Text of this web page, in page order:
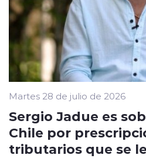
Martes 28 de julio de 2026
Sergio Jadue es
Chile por
tributarios que se